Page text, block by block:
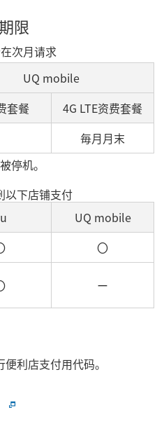
限
次月请求
UQ mobile
套餐
4G LTE资费套餐
毎月月末
停机。
以下店铺支付
UQ mobile
〇
ー
利店支付用代码。